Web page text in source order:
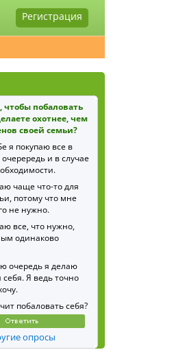
Регистрация
чтобы побаловать
охотнее, чем
своей семьи?
я покупаю все в
и в случае
чаще что-то для
потому что мне
не нужно.
все, что нужно,
одинаково
очередь я делаю
себя. Я ведь точно
побаловать себя?
опросы